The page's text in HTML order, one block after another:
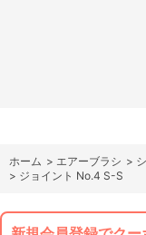
ホーム > エアーブラシ >
> ジョイント No.4 S-S